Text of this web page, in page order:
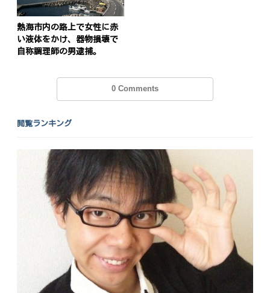
熱海市内の路上で女性に赤
い液体をかけ、器物損壊で
自称調理師の男逮捕。
0 Comments
閲覧ランキング